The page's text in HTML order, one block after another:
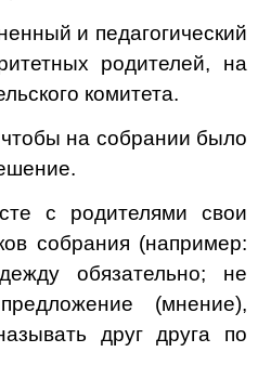
и педагогический
родителей, на
комитета.
на собрании было
с родителями свои
собрания (например:
обязательно; не
(мнение),
друг друга по